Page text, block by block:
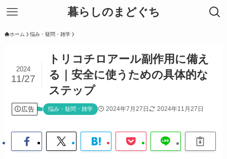
暮らしのまどぐち
ホーム 悩み・疑問・雑学
トリコチロアール副作用に備え
る｜安全に使うための具体的な
ステップ
2024
11/27
広告 悩み・疑問・雑学 2024年7月27日 2024年11月27日